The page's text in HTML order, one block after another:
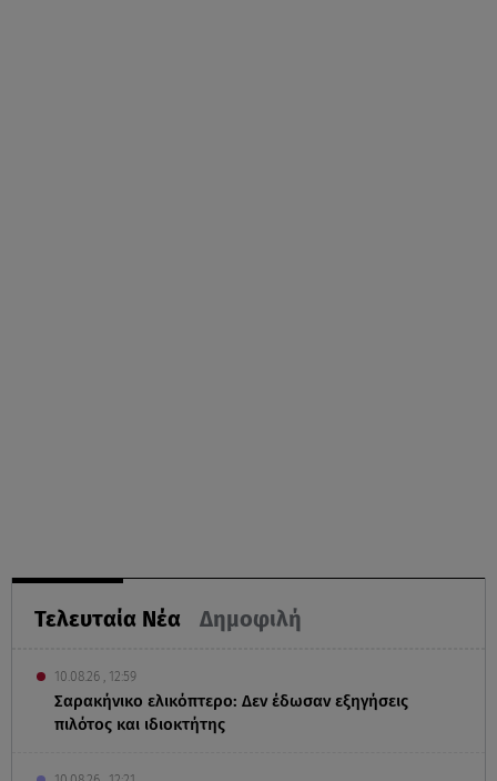
Τελευταία Νέα Δημοφιλή
10.08.26 , 12:59
Σαρακήνικο ελικόπτερο: Δεν έδωσαν εξηγήσεις
πιλότος και ιδιοκτήτης